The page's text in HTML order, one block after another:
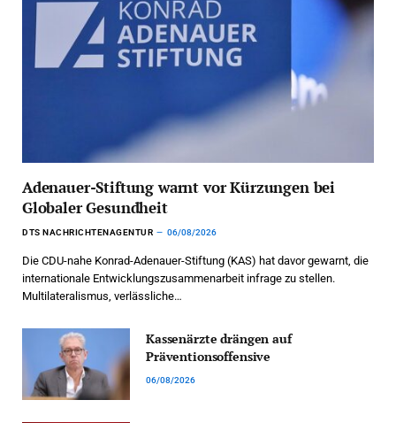
Adenauer-Stiftung warnt vor Kürzungen bei
Globaler Gesundheit
DTS NACHRICHTENAGENTUR 06/08/2026
Die CDU-nahe Konrad-Adenauer-Stiftung (KAS) hat davor gewarnt, die
internationale Entwicklungszusammenarbeit infrage zu stellen.
Multilateralismus, verlässliche…
Kassenärzte drängen auf
Präventionsoffensive
06/08/2026